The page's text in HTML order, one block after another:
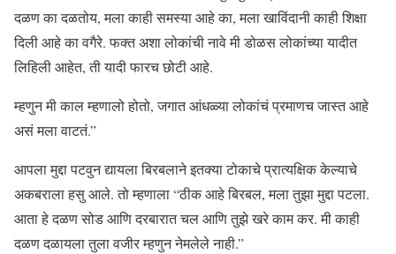
दळण का दळतोय, मला काही समस्या आहे का, मला खाविंदानी काही शिक्षा
दिली आहे का वगैरे. फक्त अशा लोकांची नावे मी डोळस लोकांच्या यादीत
लिहिली आहेत, ती यादी फारच छोटी आहे.
म्हणुन मी काल म्हणालो होतो, जगात आंधळ्या लोकांचं प्रमाणच जास्त आहे
असं मला वाटतं.”
आपला मुद्दा पटवुन द्यायला बिरबलाने इतक्या टोकाचे प्रात्यक्षिक केल्याचे
अकबराला हसु आले. तो म्हणाला “ठीक आहे बिरबल, मला तुझा मुद्दा पटला.
आता हे दळण सोड आणि दरबारात चल आणि तुझे खरे काम कर. मी काही
दळण दळायला तुला वजीर म्हणुन नेमलेले नाही.”